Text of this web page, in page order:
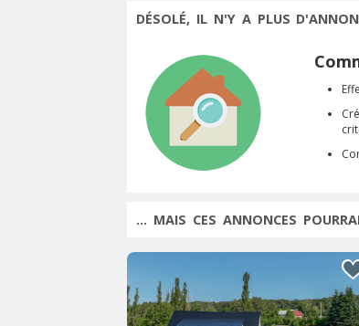
DÉSOLÉ, IL N'Y A PLUS
... MAIS CES ANNONCES